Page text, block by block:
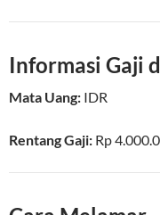
Informasi Gaji
Mata Uang: IDR
Rentang Gaji: Rp